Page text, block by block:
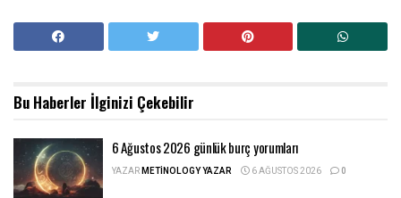
Bu Haberler İlginizi Çekebilir
6 Ağustos 2026 günlük burç yorumları
YAZARMETINOLOGY YAZAR 6 AĞUSTOS 2026 0